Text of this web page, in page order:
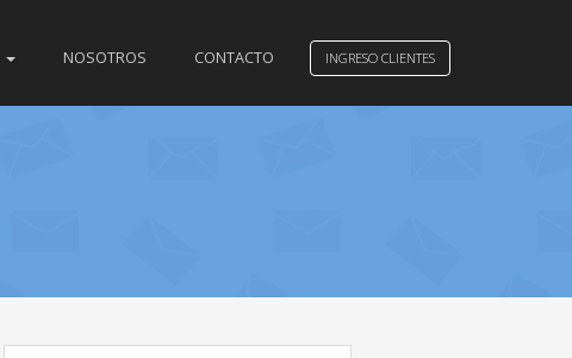
INGRESO CLIENTES
NOSOTROS CONTACTO